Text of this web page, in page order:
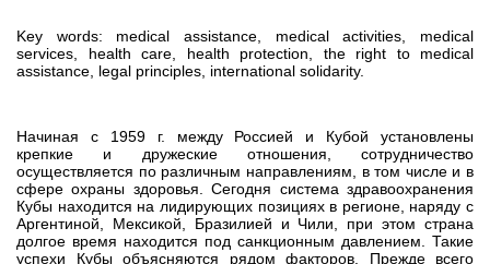
Key words: medical assistance, medical activities, medical
services, health care, health protection, the right to medical
assistance, legal principles, international solidarity.
Начиная с 1959 г. между Россией и Кубой установлены
крепкие и дружеские отношения, сотрудничество
осуществляется по различным направлениям, в том числе и в
сфере охраны здоровья. Сегодня система здравоохранения
Кубы находится на лидирующих позициях в регионе, наряду с
Аргентиной, Мексикой, Бразилией и Чили, при этом страна
долгое время находится под санкционным давлением. Такие
успехи Кубы объясняются рядом факторов. Прежде всего